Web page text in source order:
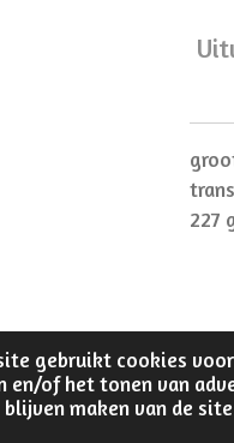
gebruikt cookies
en/of het tonen van
maken van de
227
Stijlvol Creatief